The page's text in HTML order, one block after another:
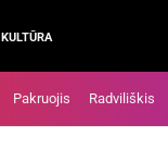
KULTŪRA
Pakruojis Radviliškis